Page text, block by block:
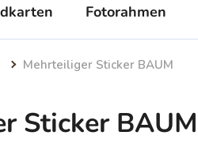
Fotorahmen
Mehrteiliger Sticker BAUM
Sticker BAUM